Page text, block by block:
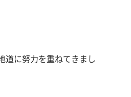
道に努力を重ねてきまし